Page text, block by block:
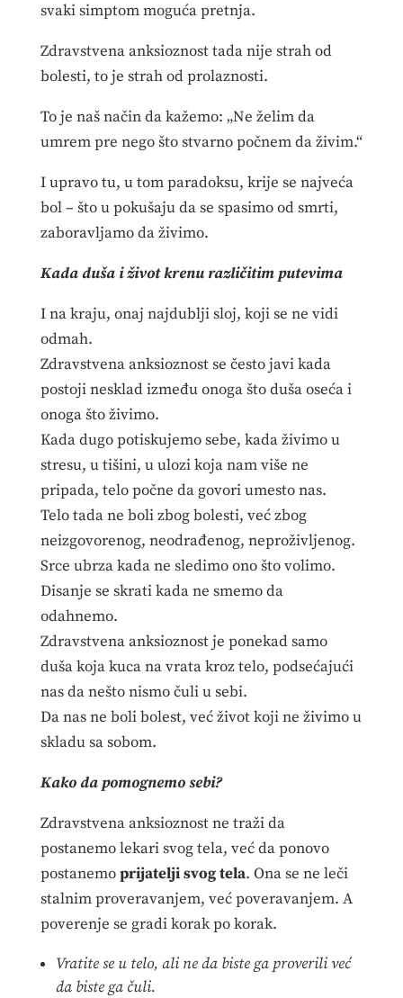
svaki simptom moguća pretnja.
Zdravstvena anksioznost tada nije strah od
bolesti, to je strah od prolaznosti.
To je naš način da kažemo: „Ne želim da
umrem pre nego što stvarno počnem da živim.“
I upravo tu, u tom paradoksu, krije se najveća
bol – što u pokušaju da se spasimo od smrti,
zaboravljamo da živimo.
Kada duša i život krenu različitim putevima
I na kraju, onaj najdublji sloj, koji se ne vidi
odmah.
Zdravstvena anksioznost se često javi kada
postoji nesklad između onoga što duša oseća i
onoga što živimo.
Kada dugo potiskujemo sebe, kada živimo u
stresu, u tišini, u ulozi koja nam više ne
pripada, telo počne da govori umesto nas.
Telo tada ne boli zbog bolesti, već zbog
neizgovorenog, neodrađenog, neproživljenog.
Srce ubrza kada ne sledimo ono što volimo.
Disanje se skrati kada ne smemo da
odahnemo.
Zdravstvena anksioznost je ponekad samo
duša koja kuca na vrata kroz telo, podsećajući
nas da nešto nismo čuli u sebi.
Da nas ne boli bolest, već život koji ne živimo u
skladu sa sobom.
Kako da pomognemo sebi?
Zdravstvena anksioznost ne traži da
postanemo lekari svog tela, već da ponovo
postanemoprijatelji svog tela. Ona se ne leči
stalnim proveravanjem, već poveravanjem. A
poverenje se gradi korak po korak.
Vratite se u telo, ali ne da biste ga proverili već
da biste ga čuli.